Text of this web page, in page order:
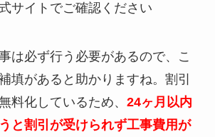
サイトでご確認ください
は必ず行う必要があるので、こ
填があると助かりますね。割引
料化しているため、 24ヶ月以内
と割引が受けられず工事費用が